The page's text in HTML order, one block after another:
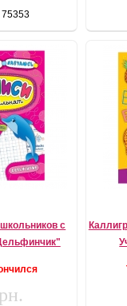
75353
с